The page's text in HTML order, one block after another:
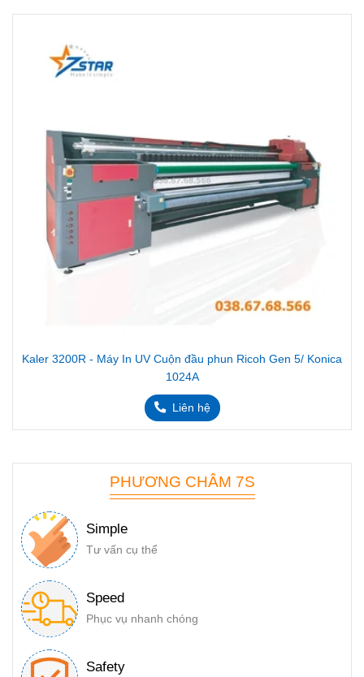
Kaler 3200R - Máy In UV Cuộn đầu phun Ricoh Gen 5/ Konica
1024A
Liên hệ
PHƯƠNG CHÂM 7S
Simple
Tư vấn cụ thể
Speed
Phục vụ nhanh chóng
Safety